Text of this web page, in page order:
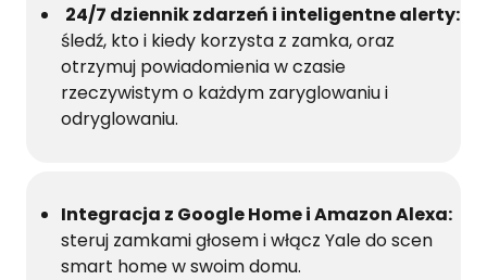
24/7 dziennik zdarzeń i inteligentne alerty:
śledź, kto i kiedy korzysta z zamka, oraz
otrzymuj powiadomienia w czasie
rzeczywistym o każdym zaryglowaniu i
odryglowaniu.
Integracja z Google Home i Amazon Alexa:
steruj zamkami głosem i włącz Yale do scen
smart homew swoim domu.